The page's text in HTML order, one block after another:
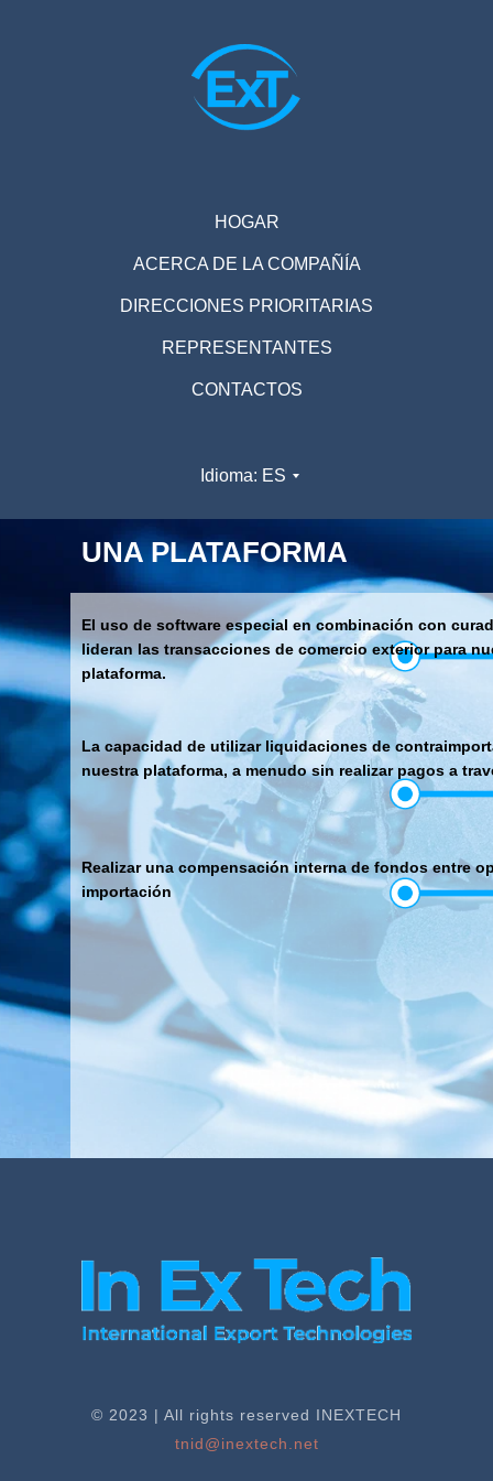
HOGAR
ACERCA DE LA COMPAÑÍA
DIRECCIONES PRIORITARIAS
REPRESENTANTES
CONTACTOS
Idioma: ES
UNA PLATAFORMA
El uso de software especial en combinación con
lideran las transacciones de comercio exterior para
plataforma.
Realizar una compensación interna de fondos entre
importación
La capacidad de utilizar liquidaciones de
nuestra plataforma, a menudo sin realizar pagos a
© 2023 | All rights reserved INEXTECH
tnid@inextech.net